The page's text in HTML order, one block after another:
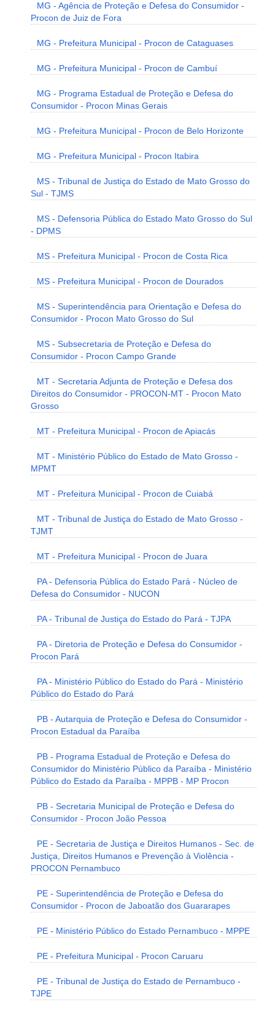
MG - Agência de Proteção e Defesa do Consumidor -
Procon de Juiz de Fora
MG - Prefeitura Municipal - Procon de Cataguases
MG - Prefeitura Municipal - Procon de Cambuí
MG - Programa Estadual de Proteção e Defesa do
Consumidor - Procon Minas Gerais
MG - Prefeitura Municipal - Procon de Belo Horizonte
MG - Prefeitura Municipal - Procon Itabira
MS - Tribunal de Justiça do Estado de Mato Grosso do
Sul - TJMS
MS - Defensoria Pública do Estado Mato Grosso do Sul
- DPMS
MS - Prefeitura Municipal - Procon de Costa Rica
MS - Prefeitura Municipal - Procon de Dourados
MS - Superintendência para Orientação e Defesa do
Consumidor - Procon Mato Grosso do Sul
MS - Subsecretaria de Proteção e Defesa do
Consumidor - Procon Campo Grande
MT - Secretaria Adjunta de Proteção e Defesa dos
Direitos do Consumidor - PROCON-MT - Procon Mato
Grosso
MT - Prefeitura Municipal - Procon de Apiacás
MT - Ministério Público do Estado de Mato Grosso -
MPMT
MT - Prefeitura Municipal - Procon de Cuiabá
MT - Tribunal de Justiça do Estado de Mato Grosso -
TJMT
MT - Prefeitura Municipal - Procon de Juara
PA - Defensoria Pública do Estado Pará - Núcleo de
Defesa do Consumidor - NUCON
PA - Tribunal de Justiça do Estado do Pará - TJPA
PA - Diretoria de Proteção e Defesa do Consumidor -
Procon Pará
PA - Ministério Público do Estado do Pará - Ministério
Público do Estado do Pará
PB - Autarquia de Proteção e Defesa do Consumidor -
Procon Estadual da Paraíba
PB - Programa Estadual de Proteção e Defesa do
Consumidor do Ministério Público da Paraíba - Ministério
Público do Estado da Paraíba - MPPB - MP Procon
PB - Secretaria Municipal de Proteção e Defesa do
Consumidor - Procon João Pessoa
PE - Secretaria de Justiça e Direitos Humanos - Sec. de
Justiça, Direitos Humanos e Prevenção à Violência -
PROCON Pernambuco
PE - Superintendência de Proteção e Defesa do
Consumidor - Procon de Jaboatão dos Guararapes
PE - Ministério Público do Estado Pernambuco - MPPE
PE - Prefeitura Municipal - Procon Caruaru
PE - Tribunal de Justiça do Estado de Pernambuco -
TJPE